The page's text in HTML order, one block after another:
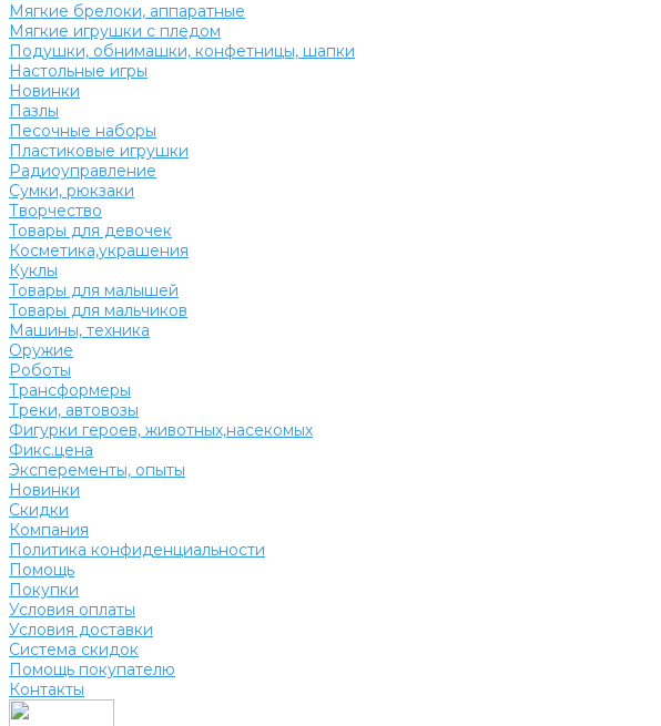
Мягкие брелоки, аппаратные
Мягкие игрушки с пледом
Подушки, обнимашки, конфетницы, шапки
Настольные игры
Новинки
Пазлы
Песочные наборы
Пластиковые игрушки
Радиоуправление
Сумки, рюкзаки
Творчество
Товары для девочек
Косметика,украшения
Куклы
Товары для малышей
Товары для мальчиков
Машины, техника
Оружие
Роботы
Трансформеры
Треки, автовозы
Фигурки героев, животных,насекомых
Фикс.цена
Эксперементы, опыты
Новинки
Скидки
Компания
Политика конфиденциальности
Помощь
Покупки
Условия оплаты
Условия доставки
Система скидок
Помощь покупателю
Контакты